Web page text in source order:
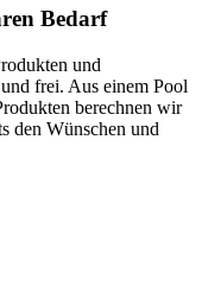
Bedarf
und
frei. Aus einem Pool
berechnen wir
den Wünschen und